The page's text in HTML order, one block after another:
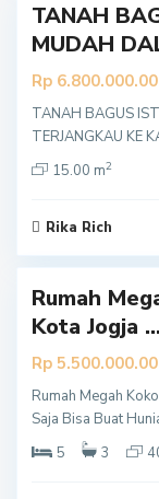
TANAH
MUDAH
Rp
TANAH BAGUS
TERJANGKAU KE
15.00 m2
Rika Rich
Y
o
g
a
k
a
t
Rumah
Kota Jogja ...
Rp
Rumah Megah
Saja Bisa Buat
5
3